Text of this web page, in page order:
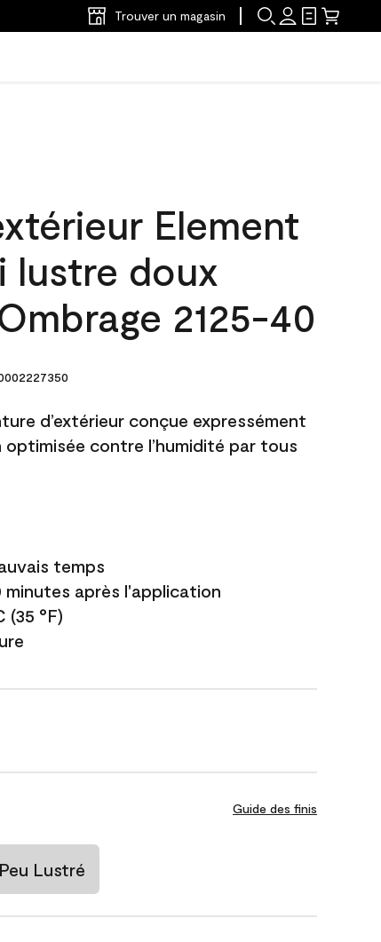
Trouver un magasin
Element
lustre doux
2125-40
d’extérieur conçue expressément
contre l’humidité par tous
temps
minutes après l'application
(35 °F)
Guide des finis
Peu Lustré